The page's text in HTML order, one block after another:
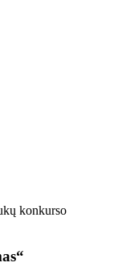
konkurso